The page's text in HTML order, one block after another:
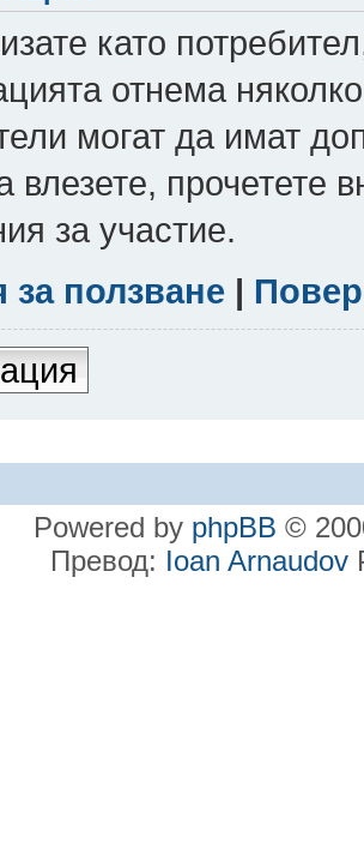
като
отнема
могат да имат
влезете, прочетете
за участие.
за ползване |
Powered by phpBB ©
Превод: Ioan Arnaudov